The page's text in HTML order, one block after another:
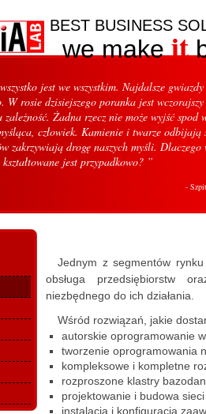
jest we wszystkim. Najdalsze
rosie dzisiejszego poranka jest wczorajszy
zależność. Żadna rzecz nie może wyjść spod
człowiek. Kamienie i twarze odbijają
zakrzywiają drogę naszych myśli. Dlaczego
jest przypadkowo? ”
-
BEST BUSINESS
we makeit
Jednym z segmentów
obsługa przedsiębiorstw
niezbędnego do ich działania.
Wśród rozwiązań, jakie
autorskie oprogramowanie
tworzenie oprogramowania
kompleksowe i kompletne
rozproszone klastry
projektowanie i budowa
instalacja i konfiguracja